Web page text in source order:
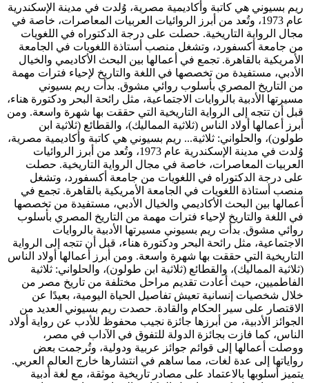
ريم بسيوني هي كاتبة وأكاديمية مصرية، وُلدت في مدينة الإسكندرية
عام 1973، وتُعد من أبرز الروائيات العربيات المعاصرات، خاصة في
مجال الرواية التاريخية. حصلت على درجة الدكتوراه في اللغويات
من جامعة أكسفورد، وتشغل منصب أستاذة اللغويات في الجامعة
الأمريكية بالقاهرة. تجمع في أعمالها بين البحث الأكاديمي والخيال
الأدبي، مستفيدة من تخصصها في اللغة والتاريخ لإحياء فترات مهمة
من التاريخ المصري بأسلوب روائي مشوق. بدأت ريم بسيوني
مسيرتها الأدبية بالروايات الاجتماعية، مثل رائحة البحر ودكتورة هناء،
قبل أن تتجه إلى الرواية التاريخية التي حققت بها شهرة واسعة. ومن
أبرز أعمالها أولاد الناس (ثلاثية المماليك)، والقطائع (ثلاثية ابن
طولون)، والحلواني: ثلاثية... ريم بسيوني هي كاتبة وأكاديمية مصرية،
وُلدت في مدينة الإسكندرية عام 1973، وتُعد من أبرز الروائيات
العربيات المعاصرات، خاصة في مجال الرواية التاريخية. حصلت
على درجة الدكتوراه في اللغويات من جامعة أكسفورد، وتشغل
منصب أستاذة اللغويات في الجامعة الأمريكية بالقاهرة. تجمع في
أعمالها بين البحث الأكاديمي والخيال الأدبي، مستفيدة من تخصصها
في اللغة والتاريخ لإحياء فترات مهمة من التاريخ المصري بأسلوب
روائي مشوق. بدأت ريم بسيوني مسيرتها الأدبية بالروايات
الاجتماعية، مثل رائحة البحر ودكتورة هناء، قبل أن تتجه إلى الرواية
التاريخية التي حققت بها شهرة واسعة. ومن أبرز أعمالها أولاد الناس
(ثلاثية المماليك)، والقطائع (ثلاثية ابن طولون)، والحلواني: ثلاثية
الفاطميين، حيث أعادت تقديم مراحل مختلفة من تاريخ مصر من
خلال شخصيات إنسانية تعيش تفاصيل الحياة اليومية، بعيدًا عن
الاقتصار على سير الحكام والقادة. حصدت ريم بسيوني العديد من
الجوائز الأدبية، من أبرزها جائزة نجيب محفوظ للأدب عن رواية أولاد
الناس، كما فازت بجائزة الدولة للتفوق في الآداب في مصر،
ووصلت أعمالها إلى قوائم جوائز عربية ودولية، وتُرجمت بعض
رواياتها إلى عدة لغات، مما ساهم في انتشارها خارج العالم العربي.
يتميز أسلوبها بالاعتماد على مصادر تاريخية موثقة، مع لغة أدبية